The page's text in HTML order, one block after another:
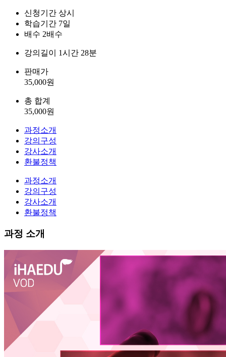
신청기간 상시
학습기간 7일
배수 2배수
강의길이 1시간 28분
판매가
35,000원
총 합계
35,000원
과정소개
강의구성
강사소개
환불정책
과정소개
강의구성
강사소개
환불정책
과정 소개